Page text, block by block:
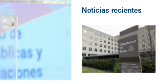
Noticias recientes